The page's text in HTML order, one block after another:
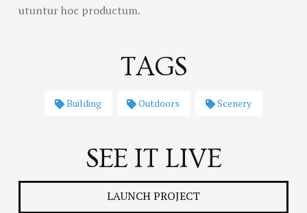
utuntur hoc productum.
TAGS
Building Outdoors Scenery
SEE IT LIVE
LAUNCH PROJECT